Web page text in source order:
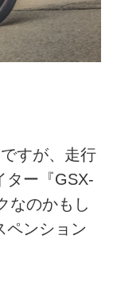
すが、走行
ター『GSX-
なのかもし
ペンション